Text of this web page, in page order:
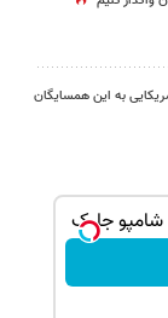
به این همسایگان
جلبک